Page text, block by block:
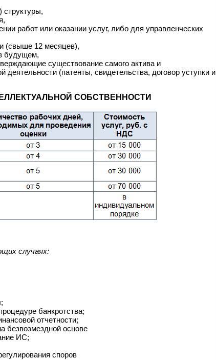
структуры,
работ или оказании услуг, либо для управленческих
(свыше 12 месяцев),
будущем,
существование самого актива и
(патенты, свидетельства, договор уступки и
СОБСТВЕННОСТИ
случаях:
банкротства;
отчетности;
безвозмездной основе
ИС;
споров